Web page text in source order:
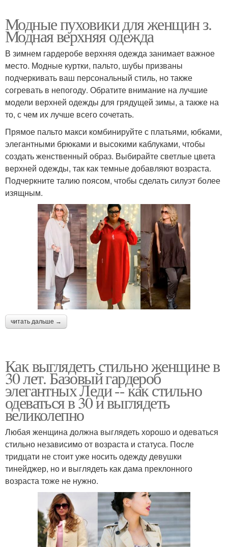
Модные пуховики для женщин з.
Модная верхняя одежда
В зимнем гардеробе верхняя одежда занимает важное
место. Модные куртки, пальто, шубы призваны
подчеркивать ваш персональный стиль, но также
согревать в непогоду. Обратите внимание на лучшие
модели верхней одежды для грядущей зимы, а также на
то, с чем их лучше всего сочетать.
Прямое пальто макси комбинируйте с платьями, юбками,
элегантными брюками и высокими каблуками, чтобы
создать женственный образ. Выбирайте светлые цвета
верхней одежды, так как темные добавляют возраста.
Подчеркните талию поясом, чтобы сделать силуэт более
изящным.
читать дальше →
Как выглядеть стильно женщине в
30 лет. Базовый гардероб
элегантных Леди -- как стильно
одеваться в 30 и выглядеть
великолепно
Любая женщина должна выглядеть хорошо и одеваться
стильно независимо от возраста и статуса. После
тридцати не стоит уже носить одежду девушки
тинейджер, но и выглядеть как дама преклонного
возраста тоже не нужно.